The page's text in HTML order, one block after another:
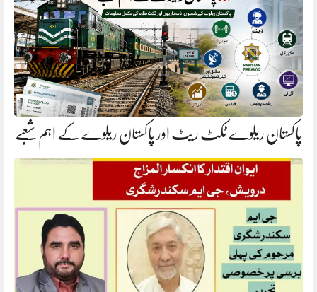
پاکستان ریلوے ٹکٹ ریٹ اور پاکستان ریلوے کے اہم شعبے